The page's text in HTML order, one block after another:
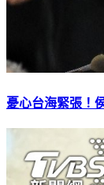
憂心台海緊張！